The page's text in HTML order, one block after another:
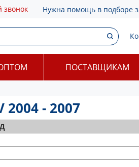
звонок Нужна помощь в подборе
ПОСТАВЩИКАМ
- 2007